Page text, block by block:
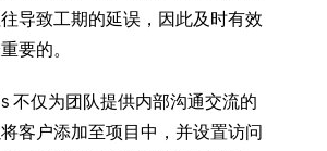
导致工期的延误，因此及时有效
要的。
不仅为团队提供内部沟通交流的
客户添加至项目中，并设置访问